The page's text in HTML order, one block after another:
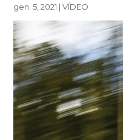
gen. 5, 2021 |VÍDEO